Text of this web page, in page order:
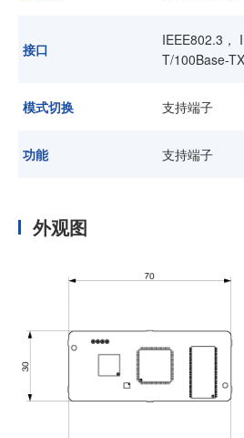
接口
IEEE802.3，
T/100Base-TX
模式切换 支持端子
功能 支持端子
外观图